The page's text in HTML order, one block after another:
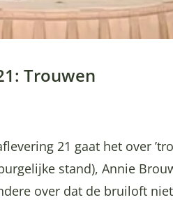
Trouwen
21 gaat het over
stand), Annie
over dat de bruiloft